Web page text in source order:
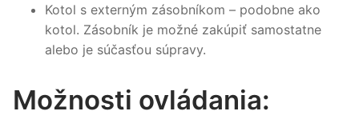
Kotol s externým zásobníkom – podobne ako
kotol. Zásobník je možné zakúpiť samostatne
alebo je súčasťou súpravy.
Možnosti ovládania: